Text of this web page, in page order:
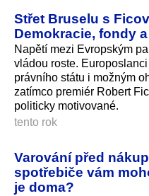
Střet Bruselu s
Demokracie, fondy
Napětí mezi Evropským
vládou roste.
právního státu i možným
zatímco premiér Robert
politicky motivované.
tento rok
Varování před
spotřebiče vám
je doma?